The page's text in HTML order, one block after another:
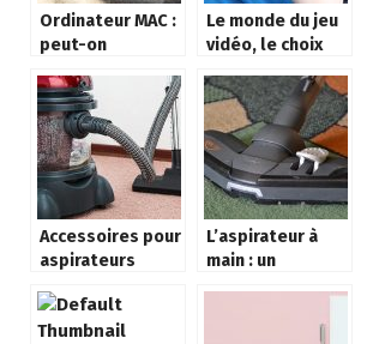
Ordinateur MAC :
peut-on
l’obsolescence
programmée ?
Le monde du jeu
vidéo, le choix
sur internet
Accessoires pour
aspirateurs
L’aspirateur à
main : un
indispensable